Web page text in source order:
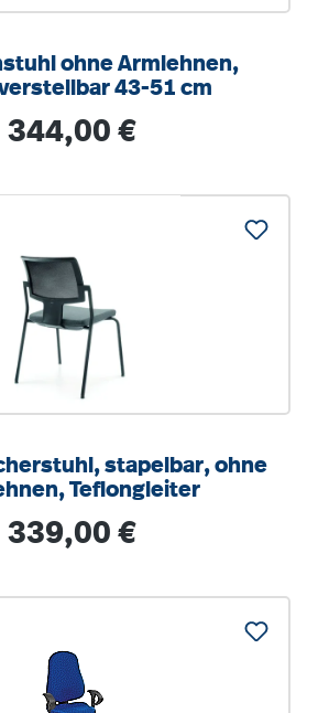
ohne Armlehnen,
43-51 cm
Regulärer Preis:
344,00 €
stapelbar, ohne
Teflongleiter
Regulärer Preis:
339,00 €